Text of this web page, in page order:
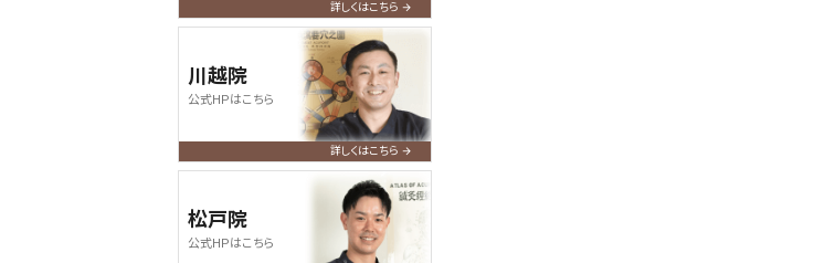
詳しくはこちら
川越院
公式HPはこちら
詳しくはこちら
松戸院
公式HPはこちら